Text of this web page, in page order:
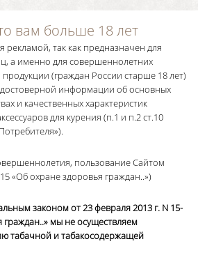
вам больше 18 лет
рекламой, так как предназначен для
а именно для совершеннолетних
(граждан России старше 18 лет)
информации об основных
и качественных характеристик
для курения (п.1 и п.2 ст.10
пользование Сайтом
«Об охране здоровья граждан..»)
законом от 23 февраля 2013 г. N 15-
мы не осуществляем
табачной и табакосодержащей